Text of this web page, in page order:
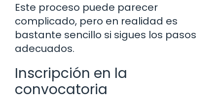
Este proceso puede parecer
complicado, pero en realidad es
bastante sencillo si sigues los pasos
adecuados.
Inscripción en la
convocatoria